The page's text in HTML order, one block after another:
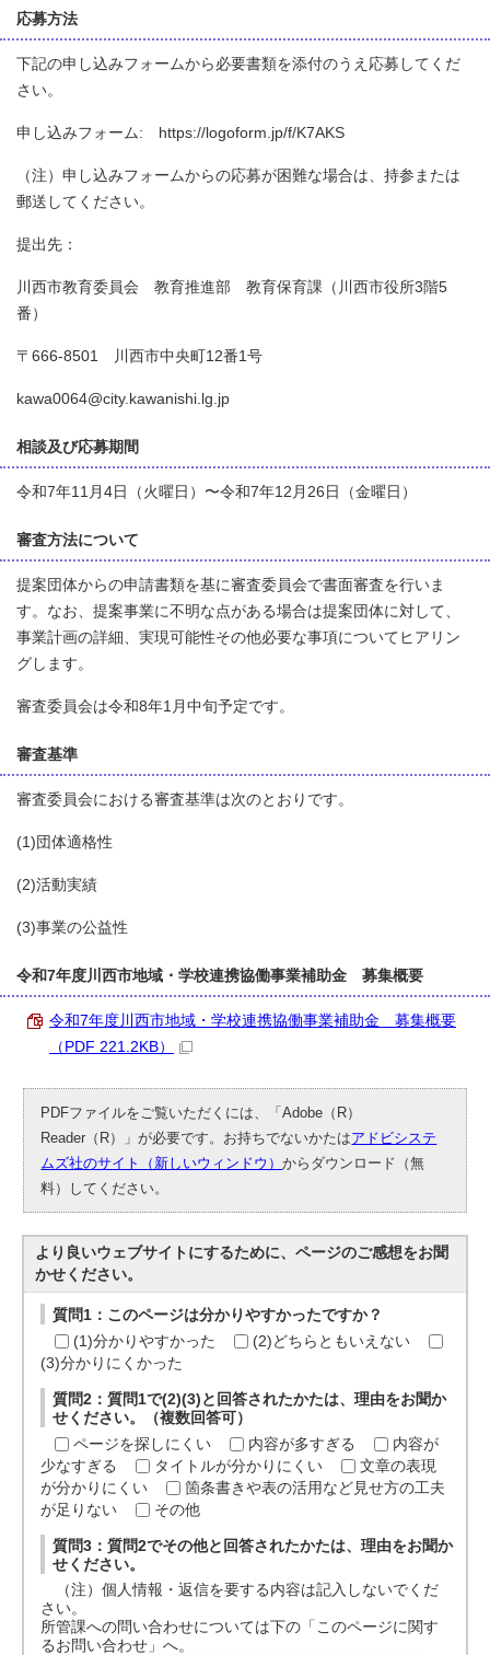
応募方法
下記の申し込みフォームから必要書類を添付のうえ応募してくだ
さい。
申し込みフォーム: https://logoform.jp/f/K7AKS
（注）申し込みフォームからの応募が困難な場合は、持参または
郵送してください。
提出先：
川西市教育委員会 教育推進部 教育保育課（川西市役所3階5
番）
〒666-8501 川西市中央町12番1号
kawa0064@city.kawanishi.lg.jp
相談及び応募期間
令和7年11月4日（火曜日）〜令和7年12月26日（金曜日）
審査方法について
提案団体からの申請書類を基に審査委員会で書面審査を行いま
す。なお、提案事業に不明な点がある場合は提案団体に対して、
事業計画の詳細、実現可能性その他必要な事項についてヒアリン
グします。
審査委員会は令和8年1月中旬予定です。
審査基準
審査委員会における審査基準は次のとおりです。
(1)団体適格性
(2)活動実績
(3)事業の公益性
令和7年度川西市地域・学校連携協働事業補助金 募集概要
令和7年度川西市地域・学校連携協働事業補助金 募集概要
（PDF 221.2KB）
PDFファイルをご覧いただくには、「Adobe（R）
Reader（R）」が必要です。お持ちでないかたはアドビシステ
ムズ社のサイト（新しいウィンドウ）からダウンロード（無
料）してください。
より良いウェブサイトにするために、ページのご感想をお聞
かせください。
質問1：このページは分かりやすかったですか？
(1)分かりやすかった
(2)どちらともいえない
(3)分かりにくかった
質問2：質問1で(2)(3)と回答されたかたは、理由をお聞か
せください。（複数回答可）
ページを探しにくい
内容が多すぎる
内容が
少なすぎる
タイトルが分かりにくい
文章の表現
が分かりにくい
箇条書きや表の活用など見せ方の工夫
が足りない
その他
質問3：質問2でその他と回答されたかたは、理由をお聞か
せください。
（注）個人情報・返信を要する内容は記入しないでくだ
さい。
所管課への問い合わせについては下の「このページに関す
るお問い合わせ」へ。